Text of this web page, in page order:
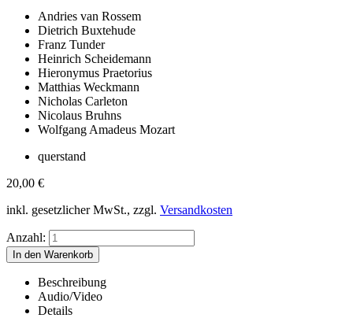
Andries van Rossem
Dietrich Buxtehude
Franz Tunder
Heinrich Scheidemann
Hieronymus Praetorius
Matthias Weckmann
Nicholas Carleton
Nicolaus Bruhns
Wolfgang Amadeus Mozart
querstand
20,00 €
inkl. gesetzlicher MwSt., zzgl. Versandkosten
Anzahl:
Beschreibung
Audio/Video
Details